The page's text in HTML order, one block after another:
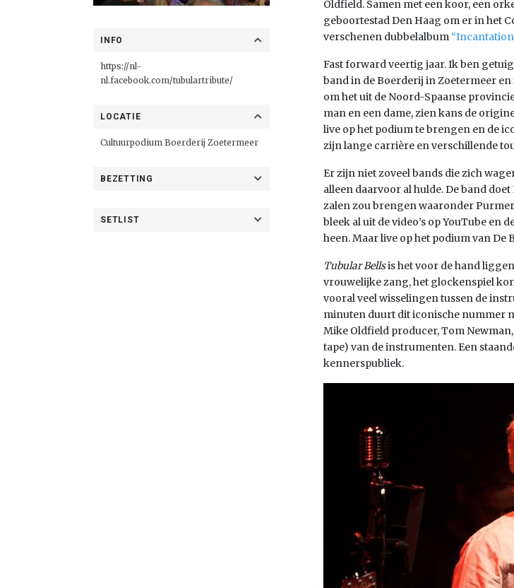
INFO
https://nl-
nl.facebook.com/tubulartribute/
LOCATIE
Cultuurpodium Boerderij Zoetermeer
BEZETTING
SETLIST
Oldfield. Samen met een koor, een
geboortestad Den Haag om er in het
verschenen dubbelalbum
Fast forward veertig jaar. Ik ben
band in de Boerderij in Zoetermeer
om het uit de Noord-Spaanse
man en een dame, zien kans de
live op het podium te brengen en de
zijn lange carrière en verschillende
Er zijn niet zoveel bands die zich
alleen daarvoor al hulde. De band
zalen zou brengen waaronder
bleek al uit de video’s op YouTube en
heen. Maar live op het podium van
Tubular Bellsis het voor de hand
vrouwelijke zang, het glockenspiel
vooral veel wisselingen tussen de
minuten duurt dit iconische nummer
Mike Oldfield producer, Tom
tape) van de instrumenten. Een
kennerspubliek.